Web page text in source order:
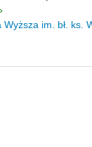
im. bł. ks.